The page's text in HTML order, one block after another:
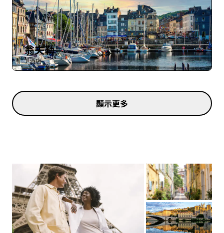
翁夫勒
1 酒店
顯示更多